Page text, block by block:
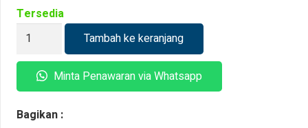
Tersedia
Kuantitas
Twisted
Sutrado
Tambah ke keranjang
Minta Penawaran via Whatsapp
Bagikan :